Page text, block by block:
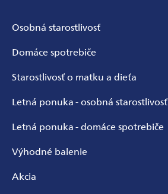
Osobná starostlivosť
Domáce spotrebiče
Starostlivosť o matku a dieťa
Letná ponuka - osobná starostlivosť
Letná ponuka - domáce spotrebiče
Výhodné balenie
Akcia